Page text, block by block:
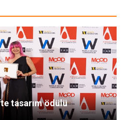
tasarım ödülü